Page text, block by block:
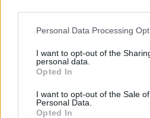
Please note that this website/app
not limited to your visit or usage
grant or deny consent to Google
use your data for below specified
consent section.
Personal Data Processing
I want to opt-out of the
personal data.
Opted In
I want to opt-out of the Sale
Personal Data.
Opted In
su Amazon
LIFESTYLE